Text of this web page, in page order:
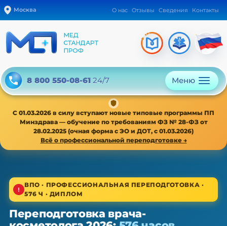
Москва О нас Отзывы Сведения Контакты
8 800 550-08-61 24/7 Меню
С 01.03.2026 в силу вступают новые типовые программы ПП
Минздрава — обучение по требованиям ФЗ № 28-ФЗ от
28.02.2025 (очная форма с ЭО и ДОТ, с 01.03.2026)
Всё о профессиональной переподготовке →
ВПО · новая типовая программа ПП с 01.03.2026
Переподготовка врача-
ВПО · ПРОФЕССИОНАЛЬНАЯ ПЕРЕПОДГОТОВКА ·
576 Ч · ДИПЛОМ
Переподготовка врача-